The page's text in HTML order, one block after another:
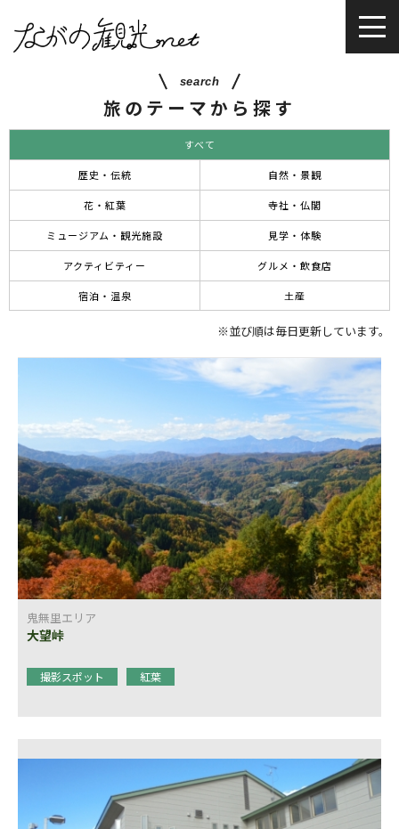
search
旅のテーマから探す
すべて
歴史・伝統 自然・景観
花・紅葉 寺社・仏閣
ミュージアム・観光施設 見学・体験
アクティビティー グルメ・飲食店
宿泊・温泉 土産
※並び順は毎日更新しています。
鬼無里エリア
大望峠
撮影スポット 紅葉